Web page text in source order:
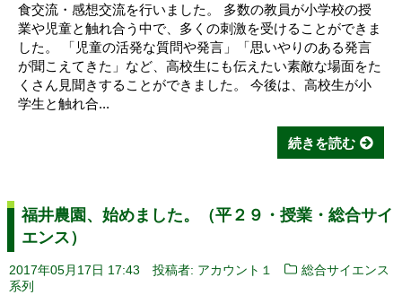
食交流・感想交流を行いました。 多数の教員が小学校の授
業や児童と触れ合う中で、多くの刺激を受けることができま
した。 「児童の活発な質問や発言」「思いやりのある発言
が聞こえてきた」など、高校生にも伝えたい素敵な場面をた
くさん見聞きすることができました。 今後は、高校生が小
学生と触れ合...
続きを読む
福井農園、始めました。（平２９・授業・総合サイ
エンス）
2017年05月17日 17:43 投稿者: アカウント１
総合サイエンス
系列